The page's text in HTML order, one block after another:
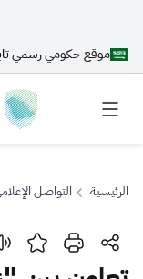
موقع حكومي رسمي
بحث
الرئيسية التواصل